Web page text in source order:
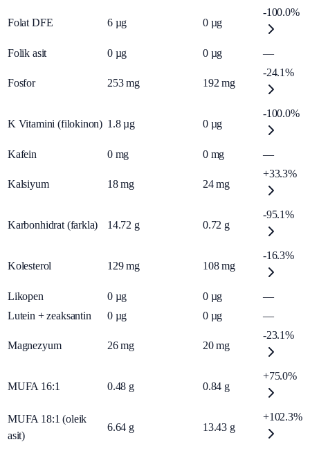
Folat DFE 6 µg 0 µg
-100.0%
Folik asit 0 µg 0 µg —
Fosfor 253 mg 192 mg
-24.1%
K Vitamini (filokinon) 1.8 µg 0 µg
-100.0%
Kafein 0 mg 0 mg —
Kalsiyum 18 mg 24 mg
+33.3%
Karbonhidrat (farkla) 14.72 g 0.72 g
-95.1%
Kolesterol 129 mg 108 mg
-16.3%
Likopen 0 µg 0 µg
—
Lutein + zeaksantin
0 µg 0 µg —
Magnezyum 26 mg 20 mg
-23.1%
MUFA 16:1 0.48 g 0.84 g
+75.0%
MUFA 18:1 (oleik
asit)
6.64 g 13.43 g
+102.3%